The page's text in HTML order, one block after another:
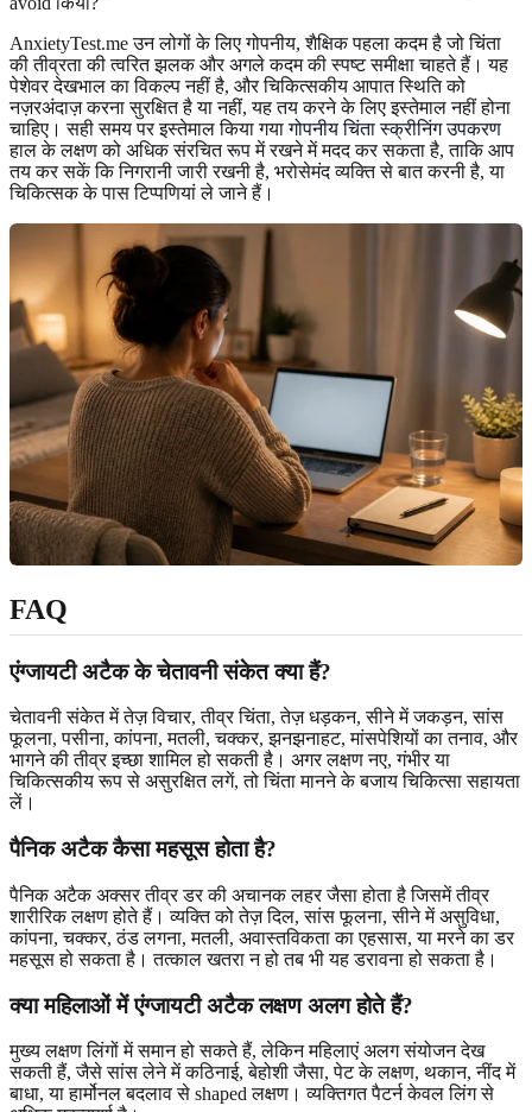
AnxietyTest.me उन लोगों के लिए गोपनीय, शैक्षिक पहला कदम है जो चिंता
की तीव्रता की त्वरित झलक और अगले कदम की स्पष्ट समीक्षा चाहते हैं। यह
पेशेवर देखभाल का विकल्प नहीं है, और चिकित्सकीय आपात स्थिति को
नज़रअंदाज़ करना सुरक्षित है या नहीं, यह तय करने के लिए इस्तेमाल नहीं होना
चाहिए। सही समय पर इस्तेमाल किया गयागोपनीय चिंता स्क्रीनिंग उपकरण
हाल के लक्षण को अधिक संरचित रूप में रखने में मदद कर सकता है, ताकि आप
तय कर सकें कि निगरानी जारी रखनी है, भरोसेमंद व्यक्ति से बात करनी है, या
चिकित्सक के पास टिप्पणियां ले जाने हैं।
FAQ
एंग्जायटी अटैक के चेतावनी संकेत क्या हैं?
चेतावनी संकेत में तेज़ विचार, तीव्र चिंता, तेज़ धड़कन, सीने में जकड़न, सांस
फूलना, पसीना, कांपना, मतली, चक्कर, झनझनाहट, मांसपेशियों का तनाव, और
भागने की तीव्र इच्छा शामिल हो सकती है। अगर लक्षण नए, गंभीर या
चिकित्सकीय रूप से असुरक्षित लगें, तो चिंता मानने के बजाय चिकित्सा सहायता
लें।
पैनिक अटैक कैसा महसूस होता है?
पैनिक अटैक अक्सर तीव्र डर की अचानक लहर जैसा होता है जिसमें तीव्र
शारीरिक लक्षण होते हैं। व्यक्ति को तेज़ दिल, सांस फूलना, सीने में असुविधा,
कांपना, चक्कर, ठंड लगना, मतली, अवास्तविकता का एहसास, या मरने का डर
महसूस हो सकता है। तत्काल खतरा न हो तब भी यह डरावना हो सकता है।
क्या महिलाओं में एंग्जायटी अटैक लक्षण अलग होते हैं?
मुख्य लक्षण लिंगों में समान हो सकते हैं, लेकिन महिलाएं अलग संयोजन देख
सकती हैं, जैसे सांस लेने में कठिनाई, बेहोशी जैसा, पेट के लक्षण, थकान, नींद में
बाधा, या हार्मोनल बदलाव से shaped लक्षण। व्यक्तिगत पैटर्न केवल लिंग से